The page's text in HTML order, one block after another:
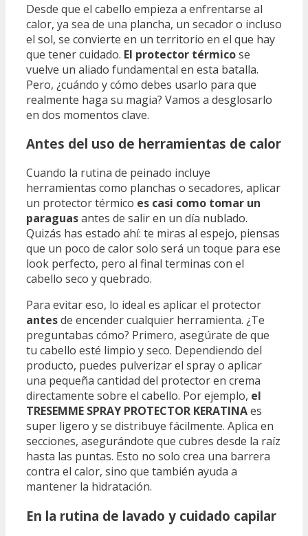
Desde que el cabello empieza a enfrentarse al
calor, ya sea de una plancha, un secador o incluso
el sol, se convierte en un territorio en el que hay
que tener cuidado. El protector térmicose
vuelve un aliado fundamental en esta batalla.
Pero, ¿cuándo y cómo debes usarlo para que
realmente haga su magia? Vamos a desglosarlo
en dos momentos clave.
Antes del uso de herramientas de calor
Cuando la rutina de peinado incluye
herramientas como planchas o secadores, aplicar
un protector térmico es casi como tomar un
paraguasantes de salir en un día nublado.
Quizás has estado ahí: te miras al espejo, piensas
que un poco de calor solo será un toque para ese
look perfecto, pero al final terminas con el
cabello seco y quebrado.
Para evitar eso, lo ideal es aplicar el protector
antesde encender cualquier herramienta. ¿Te
preguntabas cómo? Primero, asegúrate de que
tu cabello esté limpio y seco. Dependiendo del
producto, puedes pulverizar el spray o aplicar
una pequeña cantidad del protector en crema
directamente sobre el cabello. Por ejemplo, el
TRESEMME SPRAY PROTECTOR KERATINAes
super ligero y se distribuye fácilmente. Aplica en
secciones, asegurándote que cubres desde la raíz
hasta las puntas. Esto no solo crea una barrera
contra el calor, sino que también ayuda a
mantener la hidratación.
En la rutina de lavado y cuidado capilar